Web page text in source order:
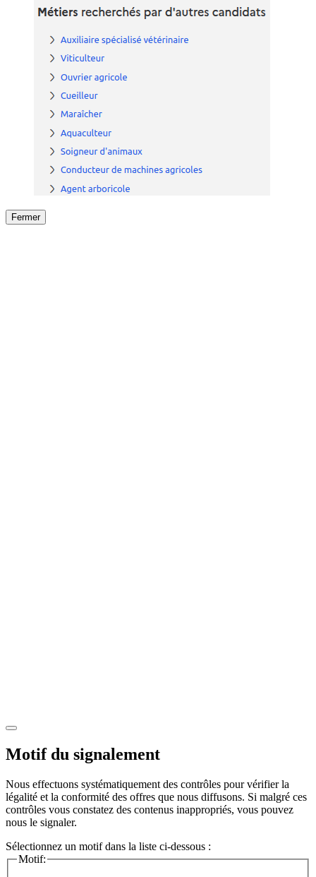
Fermer
Motif du signalement
Nous effectuons systématiquement des contrôles pour vérifier la
légalité et la conformité des offres que nous diffusons. Si malgré ces
contrôles vous constatez des contenus inappropriés, vous pouvez
nous le signaler.
Sélectionnez un motif dans la liste ci-dessous :
Motif: